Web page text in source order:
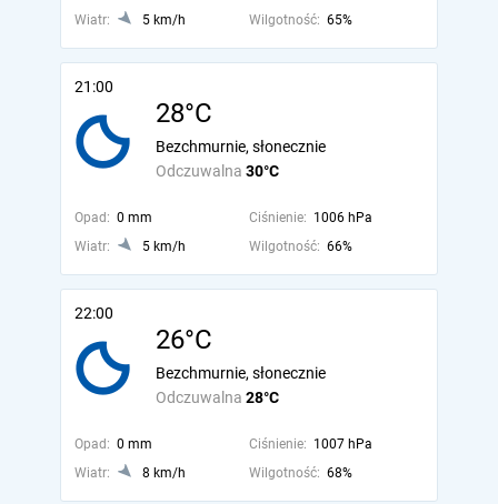
Wiatr:
5 km/h Wilgotność: 65%
21:00
28°C
Odczuwalna 30°C
Bezchmurnie, słonecznie
Opad: 0 mm Ciśnienie: 1006 hPa
Wiatr:
5 km/h Wilgotność: 66%
22:00
26°C
Odczuwalna 28°C
Bezchmurnie, słonecznie
Opad: 0 mm Ciśnienie: 1007 hPa
Wiatr:
8 km/h Wilgotność: 68%